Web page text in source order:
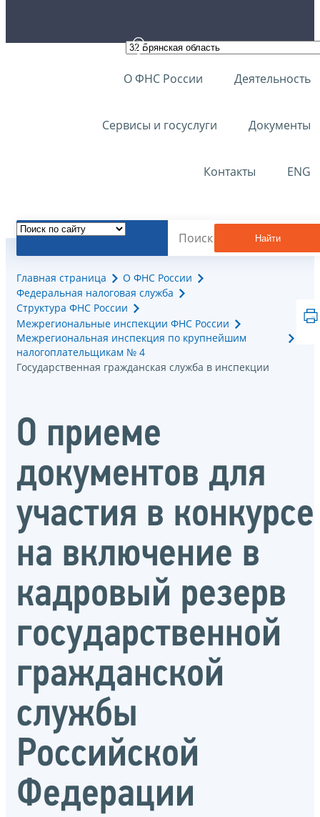
О ФНС России Деятельность
Сервисы и госуслуги Документы
Контакты ENG
Найти
Главная страница
О ФНС России
Федеральная налоговая служба
Структура ФНС России
Межрегиональные инспекции ФНС России
Межрегиональная инспекция по крупнейшим
налогоплательщикам № 4
Государственная гражданская служба в инспекции
О приеме
документов для
участия в конкурсе
на включение в
кадровый резерв
государственной
гражданской
службы
Российской
Федерации